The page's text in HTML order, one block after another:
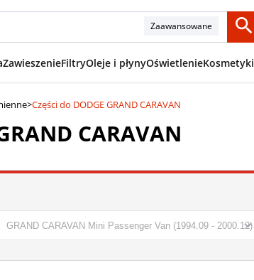
Zaawansowane
ZawieszenieFiltryOleje i płynyOświetlenieKosmetyki
>Części do DODGE GRAND CARAVAN
CARAVAN